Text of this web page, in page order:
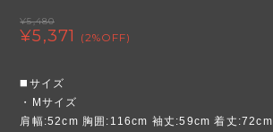
¥5,480
¥5,371 (2%OFF)
◼️サイズ
・Mサイズ
肩幅:52cm 胸囲:116cm 袖丈:59cm 着丈:72cm